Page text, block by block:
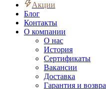
Акции
Блог
Контакты
О компании
О нас
История
Сертификаты
Вакансии
Доставка
Гарантия и